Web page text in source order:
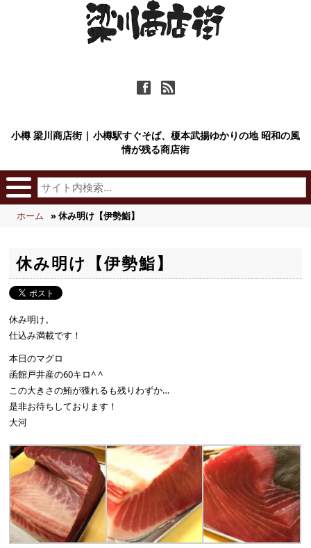
ä ñ
小樽 梁川商店街 | 小樽駅すぐそば、榎本武揚ゆかりの地 昭和の風
情が残る商店街
ホーム » 休み明け【伊勢鮨】
休み明け【伊勢鮨】
休み明け。
仕込み満載です！
本日のマグロ
函館戸井産の60キロ^ ^
この大きさの鮪が獲れるも残りわずか…
是非お待ちしております！
大河